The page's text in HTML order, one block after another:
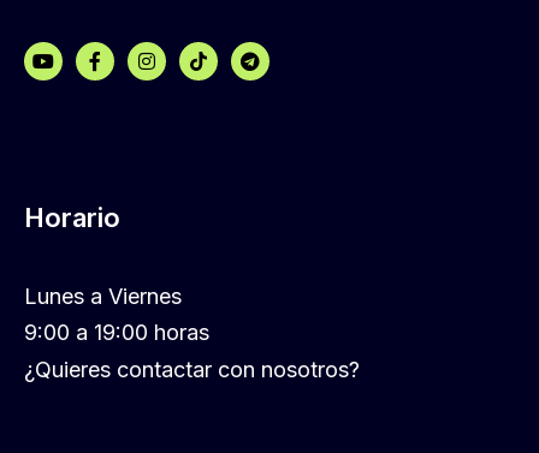
Horario
Lunes a Viernes
9:00 a 19:00 horas
¿Quieres contactar con nosotros?